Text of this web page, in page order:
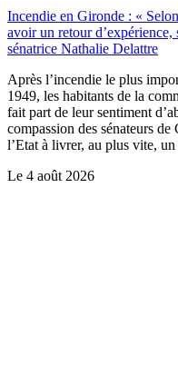
Incendie en Gironde : «
avoir un retour
sénatrice Nathalie Delattre
Après l’incendie le plus
1949, les habitants de la
fait part de leur sentiment
compassion des sénateurs
l’Etat à livrer, au plus vite,
Le 4 août 2026